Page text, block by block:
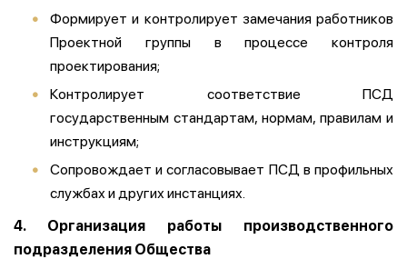
Формирует и контролирует замечания работников
Проектной группы в процессе контроля
проектирования;
Контролирует соответствие ПСД
государственным стандартам, нормам, правилам и
инструкциям;
Сопровождает и согласовывает ПСД в профильных
службах и других инстанциях.
4. Организация работы производственного
подразделения Общества